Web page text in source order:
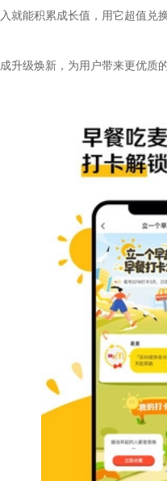
就能积累成长值，用它超值
升级焕新，为用户带来更优